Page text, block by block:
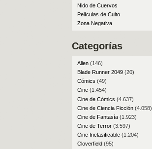
Nido de Cuervos
Películas de Culto
Zona Negativa
Categorías
Alien(146)
Blade Runner 2049(20)
Cómics (49)
Cine(1.454)
Cine de Cómics (4.637)
Cine de Ciencia Ficción(4.058)
Cine de Fantasía(1.923)
Cine de Terror(3.597)
Cine Inclasificable(1.204)
Cloverfield(95)